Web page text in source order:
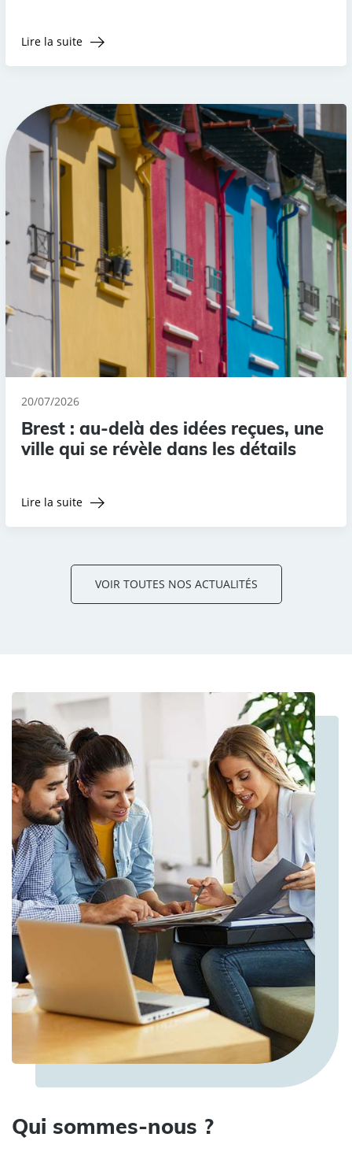
Lire la suite
20/07/2026
Brest : au-delà des idées reçues, une
ville qui se révèle dans les détails
Lire la suite
VOIR TOUTES NOS ACTUALITÉS
Qui sommes-nous ?